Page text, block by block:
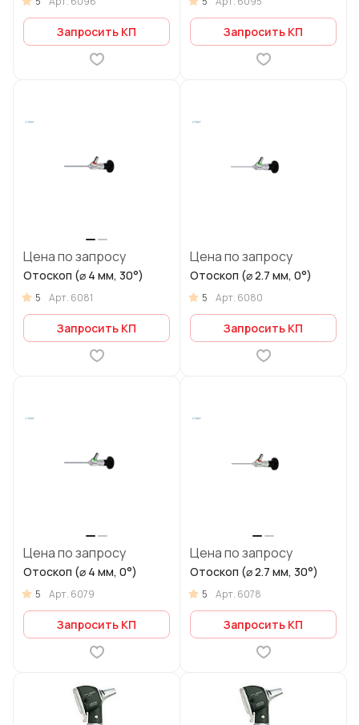
Запросить КП Запросить КП
Цена по запросу
Отоскоп (⌀ 4 мм, 30°)
5 Арт. 6081
Запросить КП
Цена по запросу
Отоскоп (⌀ 2.7 мм, 0°)
5 Арт. 6080
Запросить КП
Цена по запросу
Отоскоп (⌀ 4 мм, 0°)
5 Арт. 6079
Запросить КП
Цена по запросу
Отоскоп (⌀ 2.7 мм, 30°)
5 Арт. 6078
Запросить КП